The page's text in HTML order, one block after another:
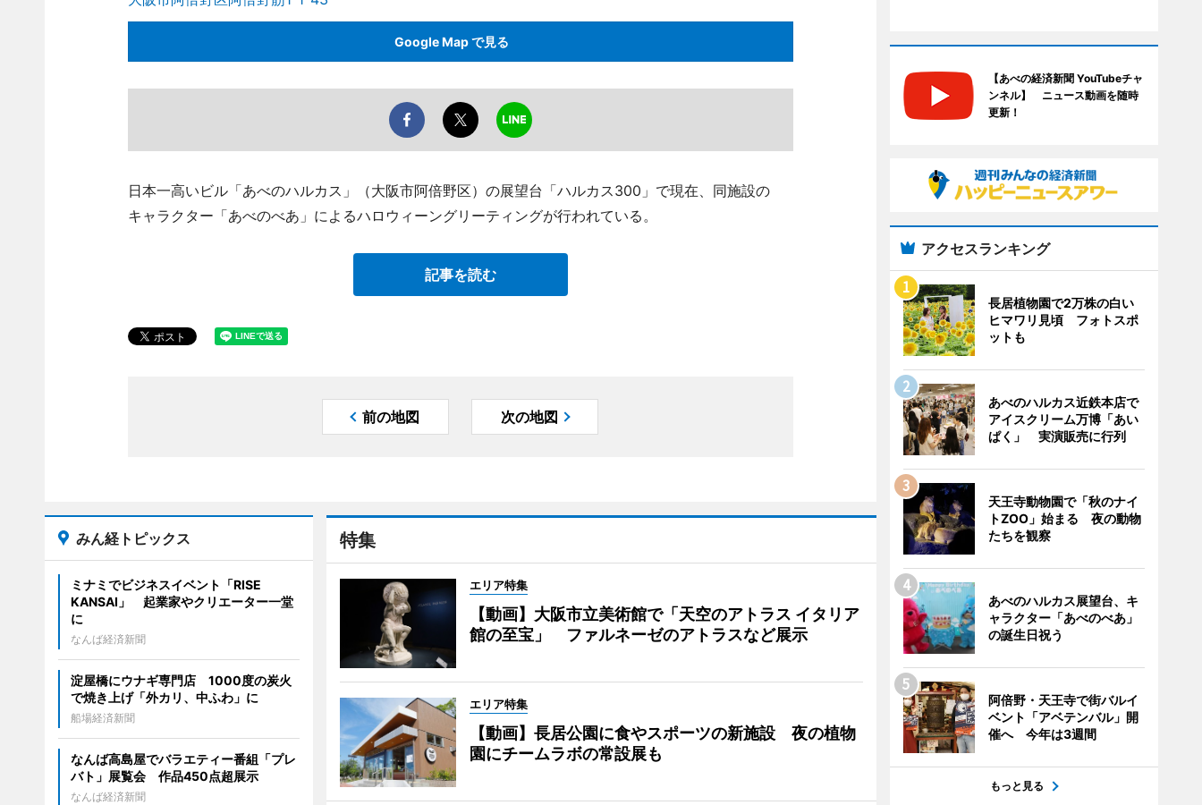
Google Map で見る
日本一高いビル「あべのハルカス」（大阪市阿倍野区）の展望台「ハルカス300」で現在、同施設の
キャラクター「あべのべあ」によるハロウィーングリーティングが行われている。
記事を読む
前の地図 次の地図
特集
エリア特集
【動画】大阪市立美術館で「天空のアトラス イタリア
館の至宝」 ファルネーゼのアトラスなど展示
エリア特集
【動画】長居公園に食やスポーツの新施設 夜の植物
園にチームラボの常設展も
みん経トピックス
ミナミでビジネスイベント「RISE
KANSAI」 起業家やクリエーター一堂
に
なんば経済新聞
淀屋橋にウナギ専門店 1000度の炭火
で焼き上げ「外カリ、中ふわ」に
船場経済新聞
なんば高島屋でバラエティー番組「プレ
バト」展覧会 作品450点超展示
なんば経済新聞
【あべの経済新聞 YouTubeチャ
ンネル】 ニュース動画を随時
更新！
アクセスランキング
長居植物園で2万株の白い
ヒマワリ見頃 フォトスポ
ットも
あべのハルカス近鉄本店で
アイスクリーム万博「あい
ぱく」 実演販売に行列
天王寺動物園で「秋のナイ
トZOO」始まる 夜の動物
たちを観察
あべのハルカス展望台、キ
ャラクター「あべのべあ」
の誕生日祝う
阿倍野・天王寺で街バルイ
ベント「アベテンバル」開
催へ 今年は3週間
もっと見る